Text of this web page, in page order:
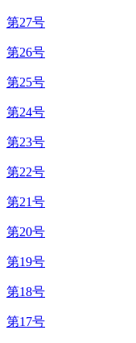
第27号
第26号
第25号
第24号
第23号
第22号
第21号
第20号
第19号
第18号
第17号